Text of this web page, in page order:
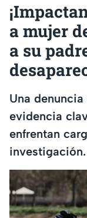
a mujer
a su
Una
evidencia
enfrentan
investigación.